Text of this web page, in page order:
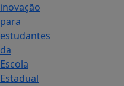
inovação
para
estudantes
da
Escola
Estadual